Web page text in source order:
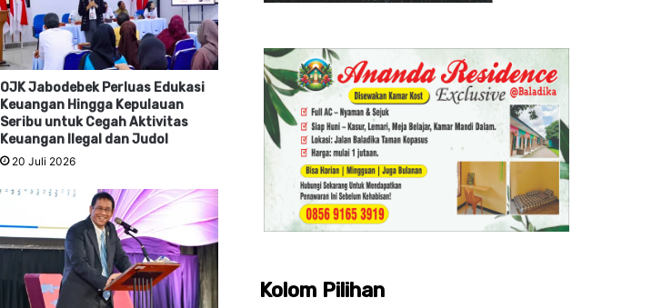
OJK Jabodebek Perluas Edukasi
Keuangan Hingga Kepulauan
Seribu untuk Cegah Aktivitas
Keuangan Ilegal dan Judol
20 Juli 2026
Kolom Pilihan